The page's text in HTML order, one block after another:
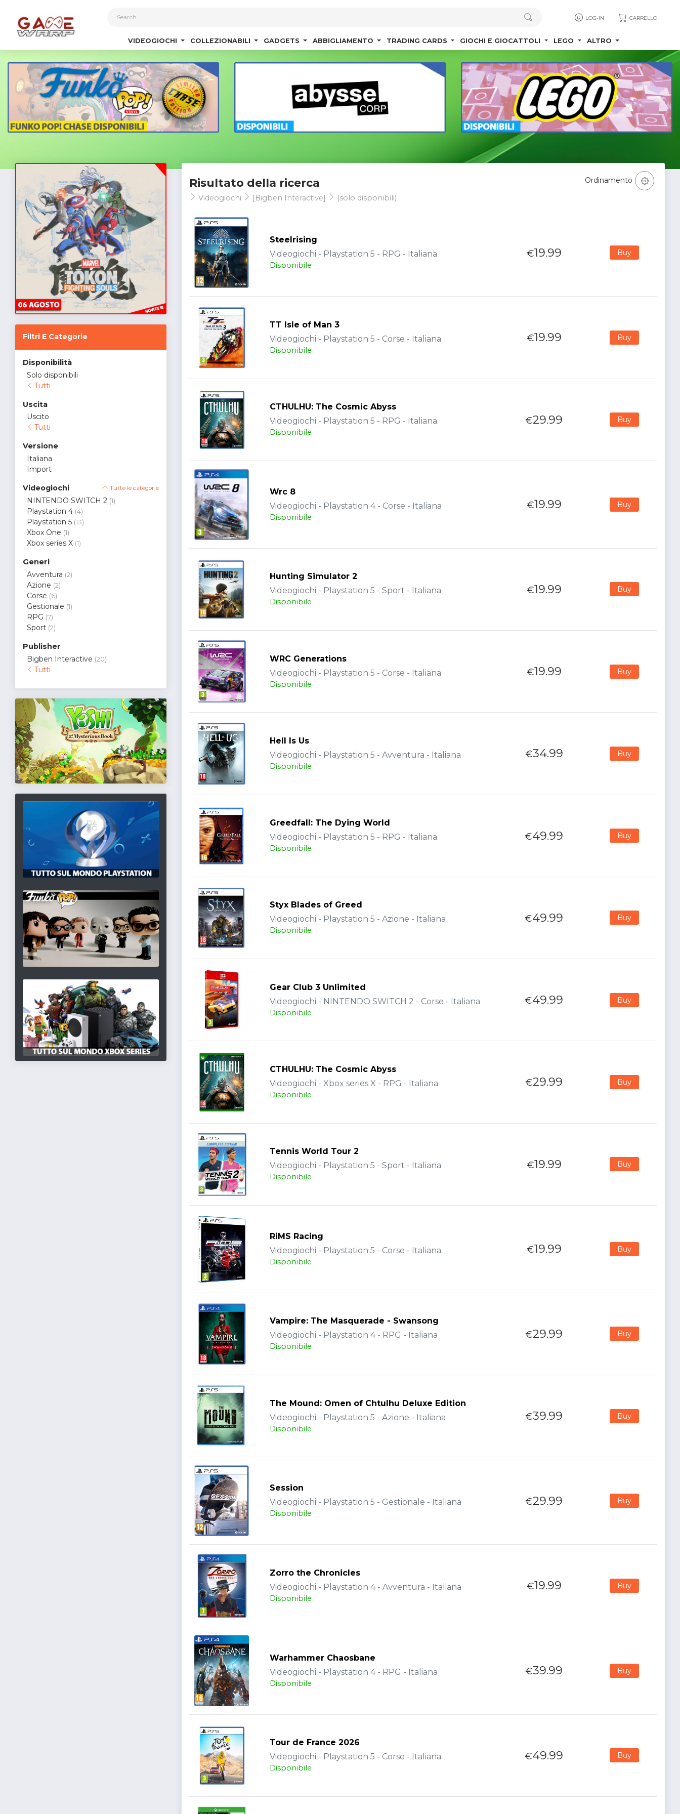
LOG-IN CARRELLO
VIDEOGIOCHI COLLEZIONABILI GADGETS ABBIGLIAMENTO TRADING CARDS GIOCHI E GIOCATTOLI LEGO ALTRO
Filtri E Categorie
Disponibilità
Solo disponibili
Tutti
Uscita
Uscito
Tutti
Versione
Italiana
Import
Videogiochi Tutte le categorie
NINTENDO SWITCH 2 (1)
Playstation 4 (4)
Playstation 5 (13)
Xbox One (1)
Xbox series X (1)
Generi
Avventura (2)
Azione (2)
Corse (6)
Gestionale (1)
RPG (7)
Sport (2)
Publisher
Bigben Interactive (20)
Tutti
Risultato della ricerca
Videogiochi [Bigben Interactive] (solo disponibili)
Ordinamento
Steelrising
Videogiochi - Playstation 5 - RPG - Italiana
Disponibile
€19.99 Buy
TT Isle of Man 3
Videogiochi - Playstation 5 - Corse - Italiana
Disponibile
€19.99 Buy
CTHULHU: The Cosmic Abyss
Videogiochi - Playstation 5 - RPG - Italiana
Disponibile
€29.99 Buy
Wrc 8
Videogiochi - Playstation 4 - Corse - Italiana
Disponibile
€19.99 Buy
Hunting Simulator 2
Videogiochi - Playstation 5 - Sport - Italiana
Disponibile
€19.99 Buy
WRC Generations
Videogiochi - Playstation 5 - Corse - Italiana
Disponibile
€19.99 Buy
Hell Is Us
Videogiochi - Playstation 5 - Avventura - Italiana
Disponibile
€34.99 Buy
Greedfall: The Dying World
Videogiochi - Playstation 5 - RPG - Italiana
Disponibile
€49.99 Buy
Styx Blades of Greed
Videogiochi - Playstation 5 - Azione - Italiana
Disponibile
€49.99 Buy
Gear Club 3 Unlimited
Videogiochi - NINTENDO SWITCH 2 - Corse - Italiana
Disponibile
€49.99 Buy
CTHULHU: The Cosmic Abyss
Videogiochi - Xbox series X - RPG - Italiana
Disponibile
€29.99 Buy
Tennis World Tour 2
Videogiochi - Playstation 5 - Sport - Italiana
Disponibile
€19.99 Buy
RiMS Racing
Videogiochi - Playstation 5 - Corse - Italiana
Disponibile
€19.99 Buy
Vampire: The Masquerade - Swansong
Videogiochi - Playstation 4 - RPG - Italiana
Disponibile
€29.99 Buy
The Mound: Omen of Chtulhu Deluxe Edition
Videogiochi - Playstation 5 - Azione - Italiana
Disponibile
€39.99 Buy
Session
Videogiochi - Playstation 5 - Gestionale - Italiana
Disponibile
€29.99 Buy
Zorro the Chronicles
Videogiochi - Playstation 4 - Avventura - Italiana
Disponibile
€19.99 Buy
Warhammer Chaosbane
Videogiochi - Playstation 4 - RPG - Italiana
Disponibile
€39.99 Buy
Tour de France 2026
Videogiochi - Playstation 5 - Corse - Italiana
Disponibile
€49.99 Buy